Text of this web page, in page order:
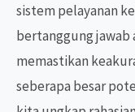
sistem pelayanan
bertanggung jawab
memastikan
seberapa besar